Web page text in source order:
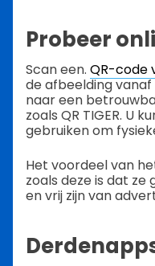
Probeer
Scan een. QR-code
de afbeelding
naar een
zoals QR TIGER. U
gebruiken om
Het voordeel van
zoals deze is dat
en vrij zijn van